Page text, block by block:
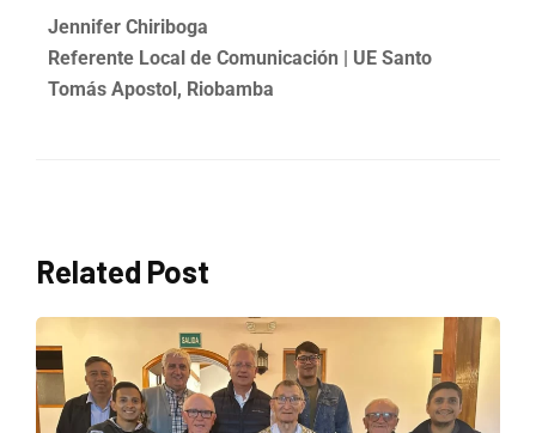
Jennifer Chiriboga
Referente Local de Comunicación | UE Santo
Tomás Apostol, Riobamba
Related Post